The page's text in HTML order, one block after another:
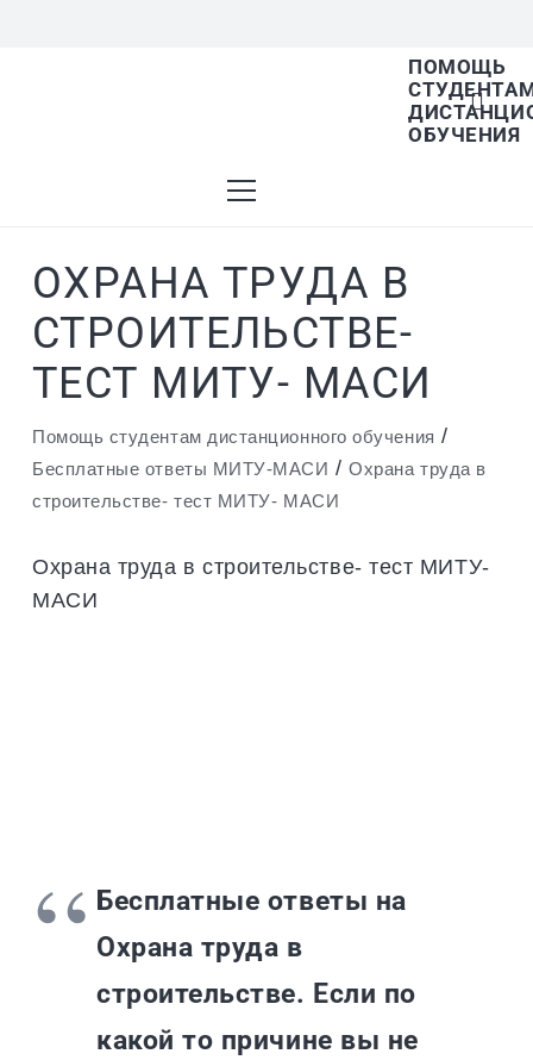
ПОМОЩЬ
ОБУЧЕНИЯ
списке найденных результатов используйте
вверх и вниз для выбора и Enter для
на нужную страницу. Если у вас
с тачскрином, используйте
ОХРАНА ТРУДА В
СТРОИТЕЛЬСТВЕ-
ТЕСТ МИТУ- МАСИ
Помощь студентам дистанционного обучения /
Бесплатные ответы МИТУ-МАСИ /Охрана труда в
строительстве- тест МИТУ- МАСИ
Охрана труда в строительстве- тест МИТУ-
МАСИ
Бесплатные ответы на
Охрана труда в
строительстве. Если по
какой то причине вы не